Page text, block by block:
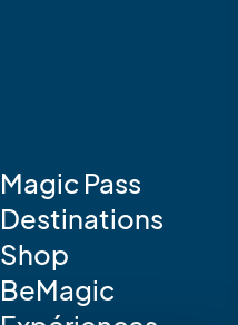
Magic Pass
Destinations
Shop
BeMagic